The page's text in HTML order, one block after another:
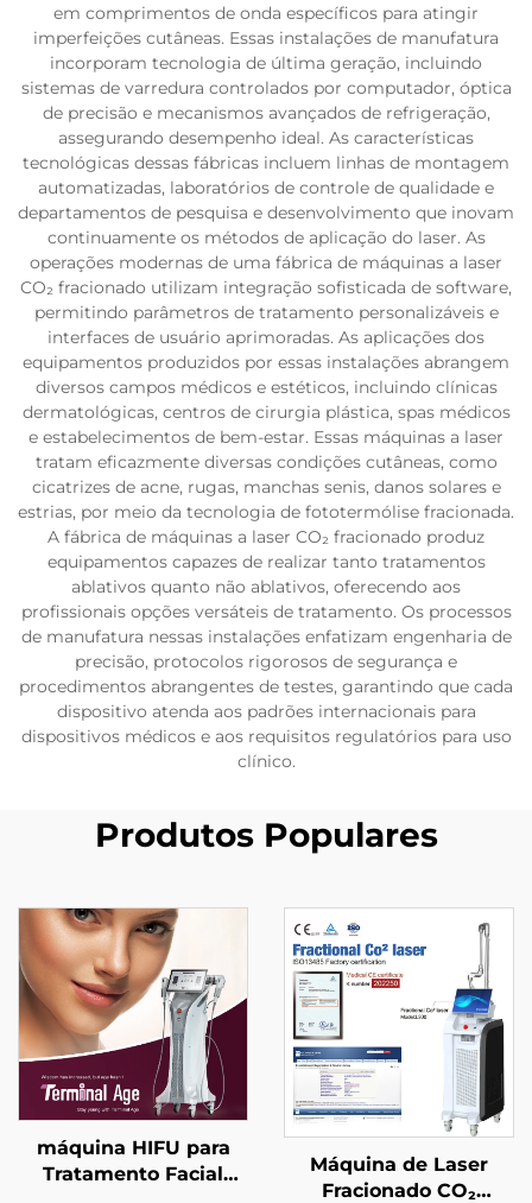
em comprimentos de onda específicos para atingir
imperfeições cutâneas. Essas instalações de manufatura
incorporam tecnologia de última geração, incluindo
sistemas de varredura controlados por computador, óptica
de precisão e mecanismos avançados de refrigeração,
assegurando desempenho ideal. As características
tecnológicas dessas fábricas incluem linhas de montagem
automatizadas, laboratórios de controle de qualidade e
departamentos de pesquisa e desenvolvimento que inovam
continuamente os métodos de aplicação do laser. As
operações modernas de uma fábrica de máquinas a laser
CO₂ fracionado utilizam integração sofisticada de software,
permitindo parâmetros de tratamento personalizáveis e
interfaces de usuário aprimoradas. As aplicações dos
equipamentos produzidos por essas instalações abrangem
diversos campos médicos e estéticos, incluindo clínicas
dermatológicas, centros de cirurgia plástica, spas médicos
e estabelecimentos de bem-estar. Essas máquinas a laser
tratam eficazmente diversas condições cutâneas, como
cicatrizes de acne, rugas, manchas senis, danos solares e
estrias, por meio da tecnologia de fototermólise fracionada.
A fábrica de máquinas a laser CO₂ fracionado produz
equipamentos capazes de realizar tanto tratamentos
ablativos quanto não ablativos, oferecendo aos
profissionais opções versáteis de tratamento. Os processos
de manufatura nessas instalações enfatizam engenharia de
precisão, protocolos rigorosos de segurança e
procedimentos abrangentes de testes, garantindo que cada
dispositivo atenda aos padrões internacionais para
dispositivos médicos e aos requisitos regulatórios para uso
clínico.
Produtos Populares
máquina HIFU para
Tratamento Facial
Máquina de Laser
Fracionado CO₂